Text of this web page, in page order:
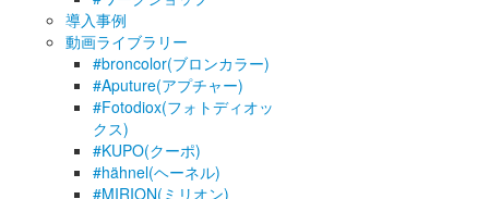
導入事例
動画ライブラリー
#broncolor(ブロンカラー)
#Aputure(アプチャー)
#Fotodiox(フォトディオッ
クス)
#KUPO(クーポ)
#hähnel(ヘーネル)
#MIRION(ミリオン)